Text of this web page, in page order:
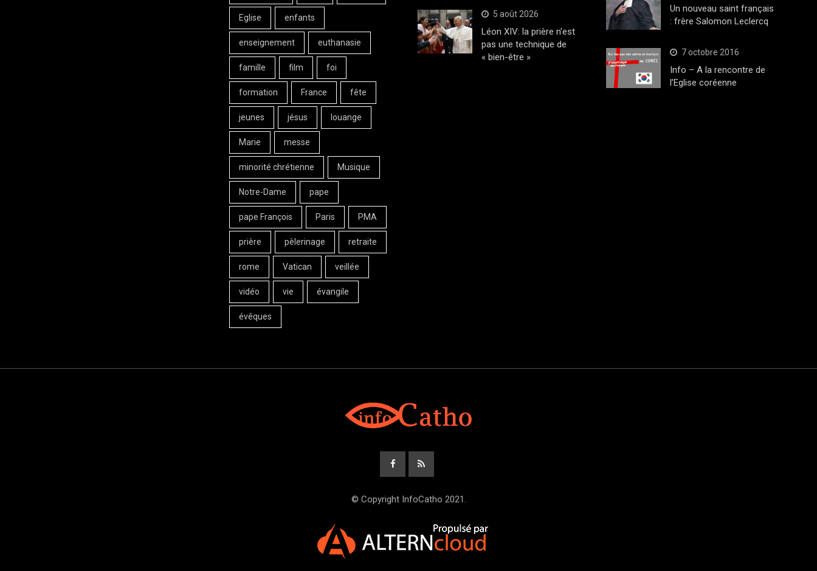
Eglise enfants
enseignement euthanasie
famille film foi
formation France fête
jeunes jésus louange
Marie messe
minorité chrétienne Musique
Notre-Dame pape
pape François Paris PMA
prière pèlerinage retraite
rome Vatican veillée
vidéo vie évangile
évêques
5 août 2026
Léon XIV: la prière n’est
pas une technique de
« bien-être »
Un nouveau saint français
: frère Salomon Leclercq
7 octobre 2016
Info – A la rencontre de
l’Eglise coréenne
© Copyright InfoCatho 2021.